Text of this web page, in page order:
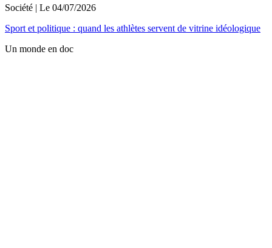
Société | Le 04/07/2026
Sport et politique : quand les athlètes servent de vitrine idéologique
Un monde en doc